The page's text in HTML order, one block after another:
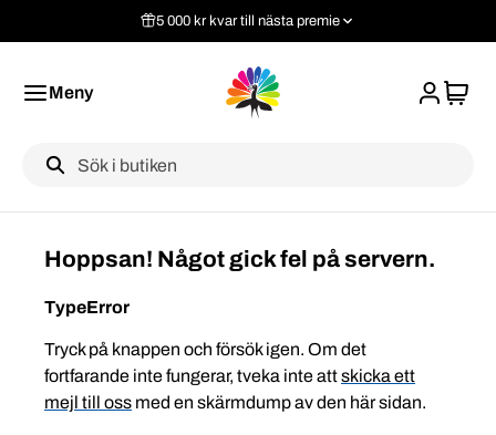
5 000 kr kvar till nästa premie
Meny
Label
Hoppsan! Något gick fel på servern.
TypeError
Tryck på knappen och försök igen. Om det
fortfarande inte fungerar, tveka inte attskicka ett
mejl till oss med en skärmdump av den här sidan.